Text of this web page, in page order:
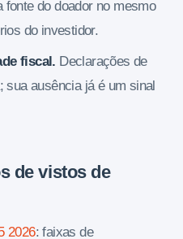
do doador no mesmo
do investidor.
fiscal. Declarações de
sua ausência já é um sinal
de vistos de
2026: faixas de